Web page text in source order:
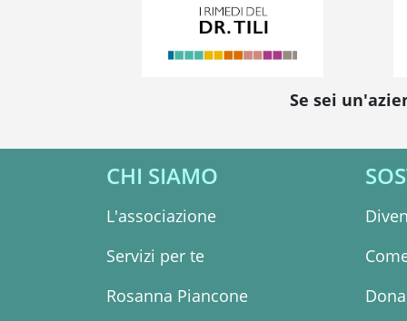
Se sei
CHI SIAMO
L'associazione
Servizi per te
Rosanna Piancone